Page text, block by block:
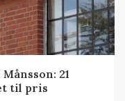
21
til pris